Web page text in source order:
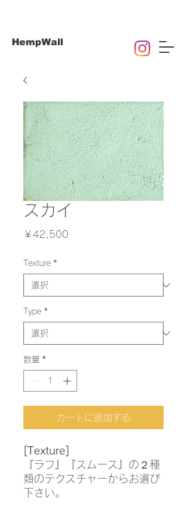
HempWall
スカイ
￥42,500
Texture *
Type *
数量 *
カートに追加する
[Texture]
『ラフ』『スムース』の２種
類のテクスチャーからお選び
下さい。